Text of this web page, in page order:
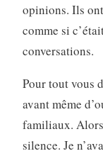
opinions. Ils
comme si
conversations.
Pour tout vous
avant même
familiaux.
silence. Je